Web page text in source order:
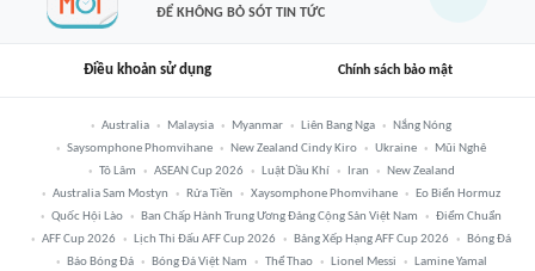
ĐỂ KHÔNG BỎ SÓT TIN TỨC
Điều khoản sử dụng Chính sách bảo mật
Australia Malaysia Myanmar Liên Bang Nga
Nắng Nóng
Saysomphone Phomvihane
New Zealand Cindy Kiro Ukraine
Mũi Nghê
Tô Lâm
ASEAN Cup 2026 Luật Dầu Khí Iran
New Zealand
Australia Sam Mostyn
Rửa Tiền Xaysomphone Phomvihane
Eo Biển Hormuz
Quốc Hội Lào
Ban Chấp Hành Trung Ương Đảng Cộng Sản Việt Nam
Điểm Chuẩn
AFF Cup 2026
Lịch Thi Đấu AFF Cup 2026 Bảng Xếp Hạng AFF Cup 2026
Bóng Đá
Báo Bóng Đá
Bóng Đá Việt Nam Thể Thao Lionel Messi
Lamine Yamal